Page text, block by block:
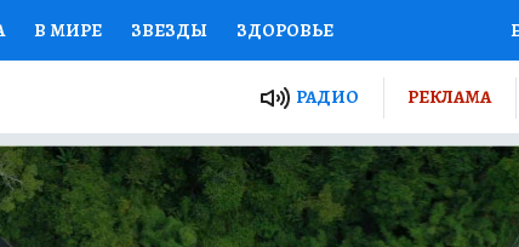
В МИРЕ ЗВЕЗДЫ ЗДОРОВЬЕ
ПРОЕКТЫ РОССИИ
ЖЕНСКИЕ СЕКРЕТЫ ПУТЕВОДИТЕЛЬ
ДЕФИЦИТ ЖЕЛЕЗА ТУРИЗМ
РАДИО РЕКЛАМА